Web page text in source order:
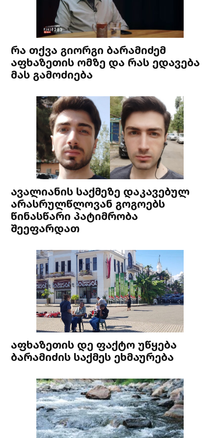
რა თქვა გიორგი ბარამიძემ
აფხაზეთის ომზე და რას ედავება
მას გამოძიება
ავალიანის საქმეზე დაკავებულ
არასრულწლოვან გოგოებს
წინასწარი პატიმრობა
შეეფარდათ
აფხაზეთის დე ფაქტო უწყება
ბარამიძის საქმეს ეხმაურება